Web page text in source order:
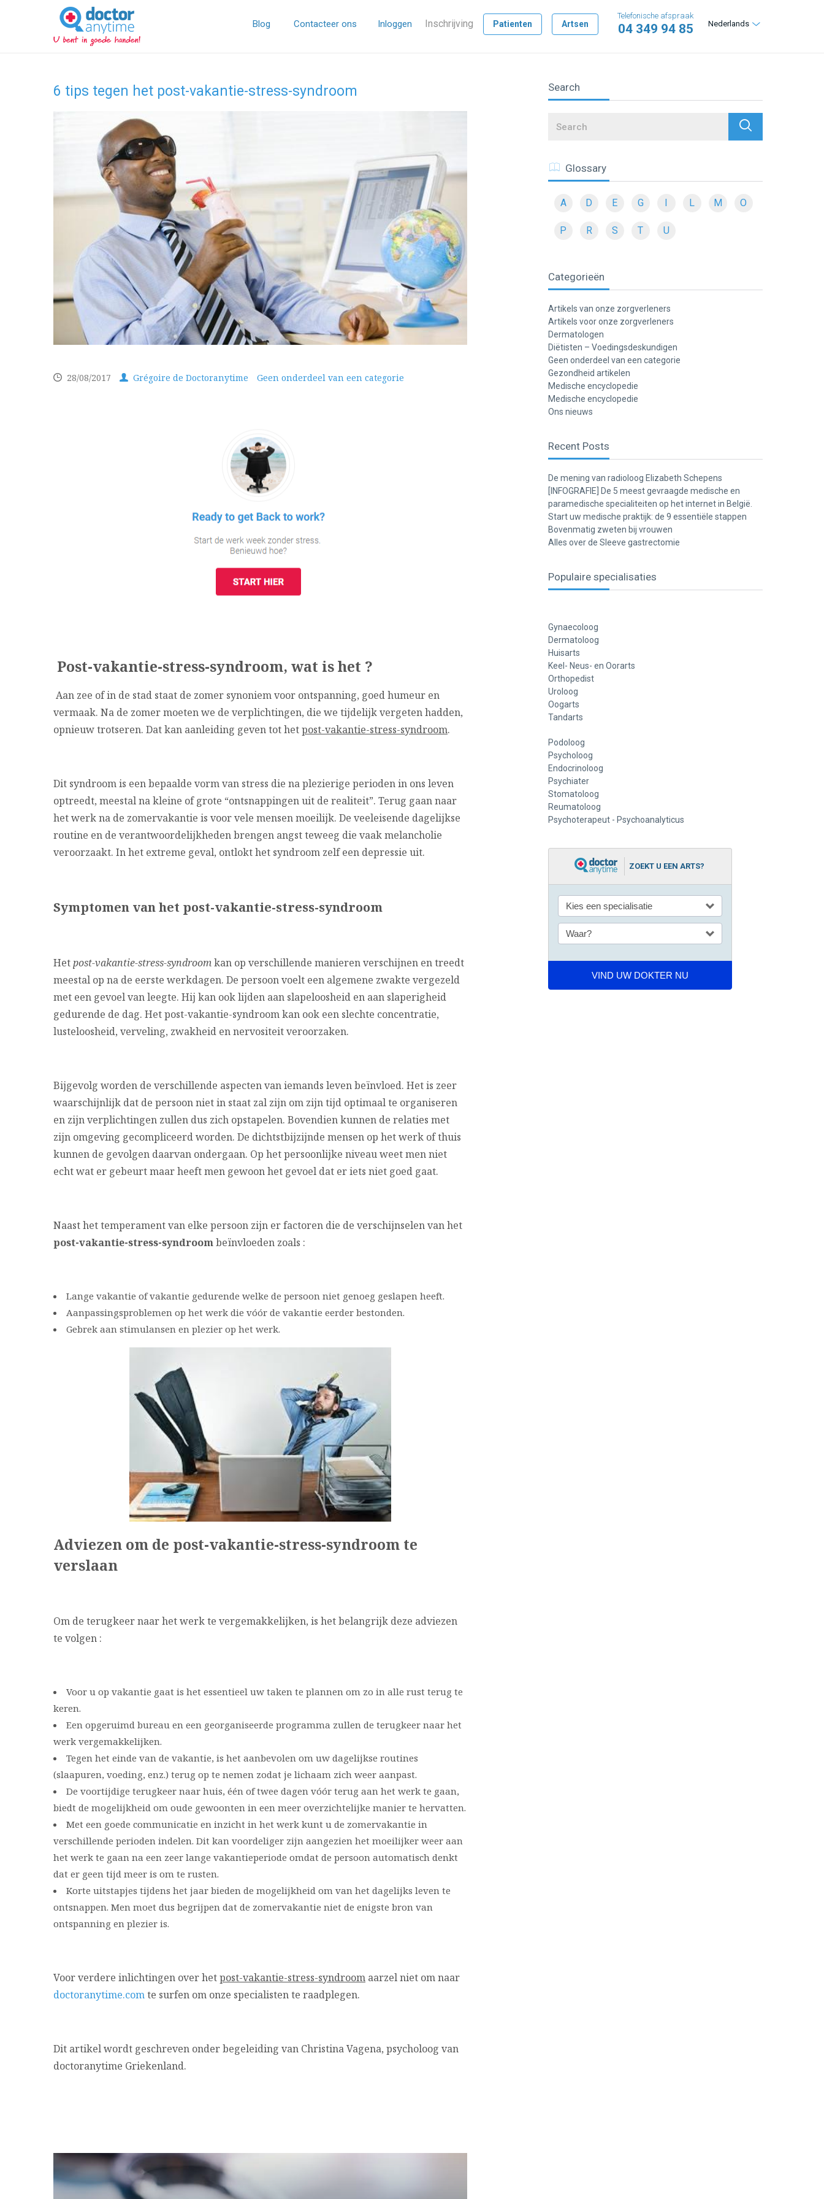
DoctorAnyTime
You
are
in
Blog Contacteer ons Inloggen Inschrijving Patienten Artsen Nederlands
Telefonische afspraak
04 349 94 85
6 tips tegen het post-vakantie-stress-syndroom
28/08/2017 Grégoire de Doctoranytime Geen onderdeel van een categorie
Post-vakantie-stress-syndroom, wat is het ?
Aan zee of in de stad staat de zomer synoniem voor ontspanning, goed humeur en
vermaak. Na de zomer moeten we de verplichtingen, die we tijdelijk vergeten hadden,
opnieuw trotseren. Dat kan aanleiding geven tot hetpost-vakantie-stress-syndroom.
Dit syndroom is een bepaalde vorm van stress die na plezierige perioden in ons leven
optreedt, meestal na kleine of grote “ontsnappingen uit de realiteit”. Terug gaan naar
het werk na de zomervakantie is voor vele mensen moeilijk. De veeleisende dagelijkse
routine en de verantwoordelijkheden brengen angst teweeg die vaak melancholie
veroorzaakt. In het extreme geval, ontlokt het syndroom zelf een depressie uit.
Symptomen van het post-vakantie-stress-syndroom
Hetpost-vakantie-stress-syndroomkan op verschillende manieren verschijnen en treedt
meestal op na de eerste werkdagen. De persoon voelt een algemene zwakte vergezeld
met een gevoel van leegte. Hij kan ook lijden aan slapeloosheid en aan slaperigheid
gedurende de dag. Het post-vakantie-syndroom kan ook een slechte concentratie,
lusteloosheid, verveling, zwakheid en nervositeit veroorzaken.
Bijgevolg worden de verschillende aspecten van iemands leven beïnvloed. Het is zeer
waarschijnlijk dat de persoon niet in staat zal zijn om zijn tijd optimaal te organiseren
en zijn verplichtingen zullen dus zich opstapelen. Bovendien kunnen de relaties met
zijn omgeving gecompliceerd worden. De dichtstbijzijnde mensen op het werk of thuis
kunnen de gevolgen daarvan ondergaan. Op het persoonlijke niveau weet men niet
echt wat er gebeurt maar heeft men gewoon het gevoel dat er iets niet goed gaat.
Naast het temperament van elke persoon zijn er factoren die de verschijnselen van het
post-vakantie-stress-syndroombeïnvloeden zoals :
Lange vakantie of vakantie gedurende welke de persoon niet genoeg geslapen heeft.
Aanpassingsproblemen op het werk die vóór de vakantie eerder bestonden.
Gebrek aan stimulansen en plezier op het werk.
Adviezen om de post-vakantie-stress-syndroom te
verslaan
Om de terugkeer naar het werk te vergemakkelijken, is het belangrijk deze adviezen
te volgen :
Voor u op vakantie gaat is het essentieel uw taken te plannen om zo in alle rust terug te
keren.
Een opgeruimd bureau en een georganiseerde programma zullen de terugkeer naar het
werk vergemakkelijken.
Tegen het einde van de vakantie, is het aanbevolen om uw dagelijkse routines
(slaapuren, voeding, enz.) terug op te nemen zodat je lichaam zich weer aanpast.
De voortijdige terugkeer naar huis, één of twee dagen vóór terug aan het werk te gaan,
biedt de mogelijkheid om oude gewoonten in een meer overzichtelijke manier te hervatten.
Met een goede communicatie en inzicht in het werk kunt u de zomervakantie in
verschillende perioden indelen. Dit kan voordeliger zijn aangezien het moeilijker weer aan
het werk te gaan na een zeer lange vakantieperiode omdat de persoon automatisch denkt
dat er geen tijd meer is om te rusten.
Korte uitstapjes tijdens het jaar bieden de mogelijkheid om van het dagelijks leven te
ontsnappen. Men moet dus begrijpen dat de zomervakantie niet de enigste bron van
ontspanning en plezier is.
Voor verdere inlichtingen over hetpost-vakantie-stress-syndroom aarzel niet om naar
doctoranytime.comte surfen om onze specialisten te raadplegen.
Dit artikel wordt geschreven onder begeleiding van Christina Vagena, psycholoog van
doctoranytime Griekenland.
Search
Search
Glossary
A D E G I L M O
P R S T U
Categorieën
Artikels van onze zorgverleners
Artikels voor onze zorgverleners
Dermatologen
Diëtisten – Voedingsdeskundigen
Geen onderdeel van een categorie
Gezondheid artikelen
Medische encyclopedie
Medische encyclopedie
Ons nieuws
Recent Posts
De mening van radioloog Elizabeth Schepens
[INFOGRAFIE] De 5 meest gevraagde medische en
paramedische specialiteiten op het internet in België.
Start uw medische praktijk: de 9 essentiële stappen
Bovenmatig zweten bij vrouwen
Alles over de Sleeve gastrectomie
Populaire specialisaties
Gynaecoloog
Dermatoloog
Huisarts
Keel- Neus- en Oorarts
Orthopedist
Uroloog
Oogarts
Tandarts
Podoloog
Psycholoog
Endocrinoloog
Psychiater
Stomatoloog
Reumatoloog
Psychoterapeut - Psychoanalyticus
ZOEKT U EEN ARTS?